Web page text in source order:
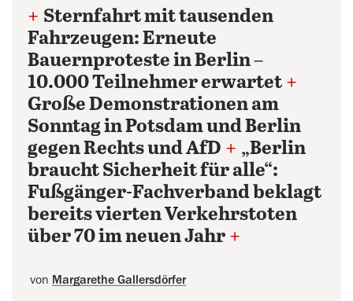
+ Sternfahrt mit tausenden
Fahrzeugen: Erneute
Bauernproteste in Berlin –
10.000 Teilnehmer erwartet +
Große Demonstrationen am
Sonntag in Potsdam und Berlin
gegen Rechts und AfD + „Berlin
braucht Sicherheit für alle“:
Fußgänger-Fachverband beklagt
bereits vierten Verkehrstoten
über 70 im neuen Jahr +
von Margarethe Gallersdörfer